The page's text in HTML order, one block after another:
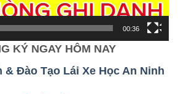
00:36
KÝ NGAY HÔM NAY
& Đào Tạo Lái Xe Học An Ninh